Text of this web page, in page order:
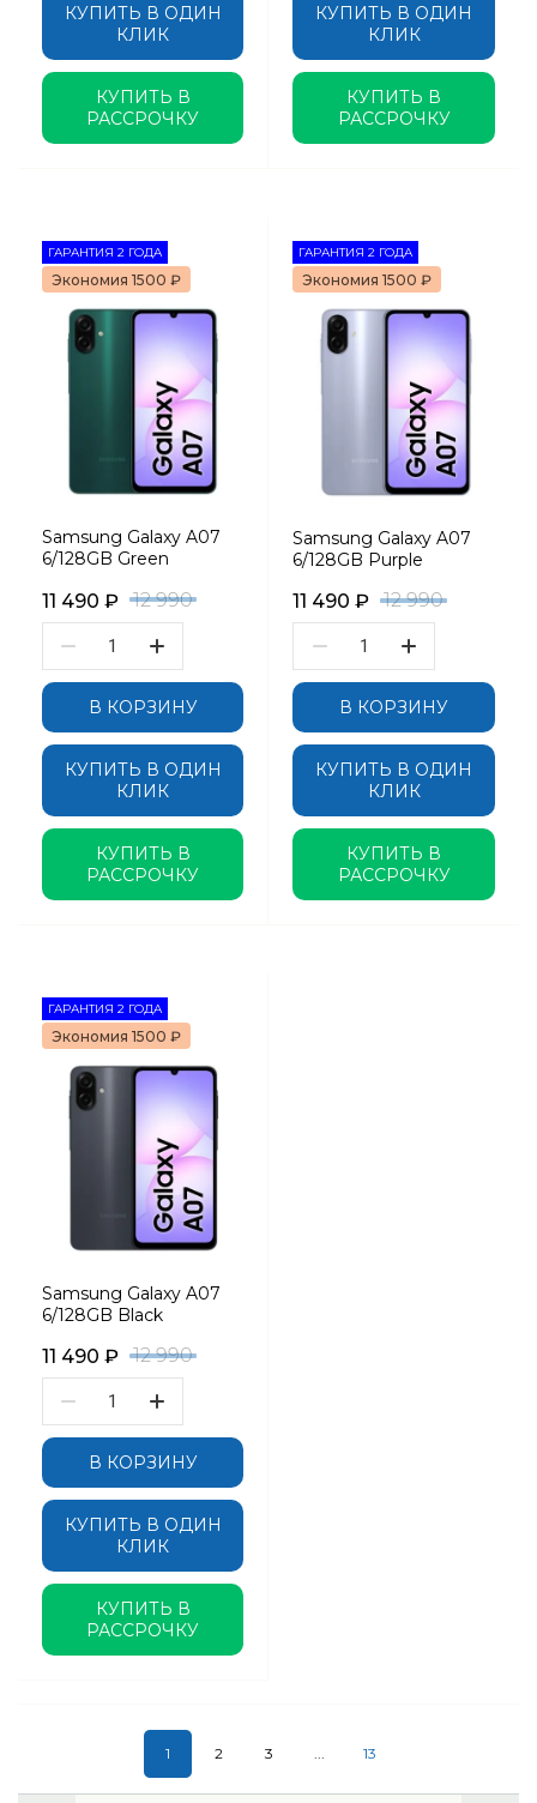
КУПИТЬ В ОДИН
КЛИК
КУПИТЬ В
РАССРОЧКУ
КУПИТЬ В ОДИН
КЛИК
КУПИТЬ В
РАССРОЧКУ
ГАРАНТИЯ 2 ГОДА
Экономия 1500 ₽
Samsung Galaxy A07
6/128GB Green
11 490 ₽ 12 990
В КОРЗИНУ
КУПИТЬ В ОДИН
КЛИК
КУПИТЬ В
РАССРОЧКУ
ГАРАНТИЯ 2 ГОДА
Экономия 1500 ₽
Samsung Galaxy A07
6/128GB Purple
11 490 ₽ 12 990
В КОРЗИНУ
КУПИТЬ В ОДИН
КЛИК
КУПИТЬ В
РАССРОЧКУ
ГАРАНТИЯ 2 ГОДА
Экономия 1500 ₽
Samsung Galaxy A07
6/128GB Black
11 490 ₽ 12 990
В КОРЗИНУ
КУПИТЬ В ОДИН
КЛИК
КУПИТЬ В
РАССРОЧКУ
1 2 3 ... 13